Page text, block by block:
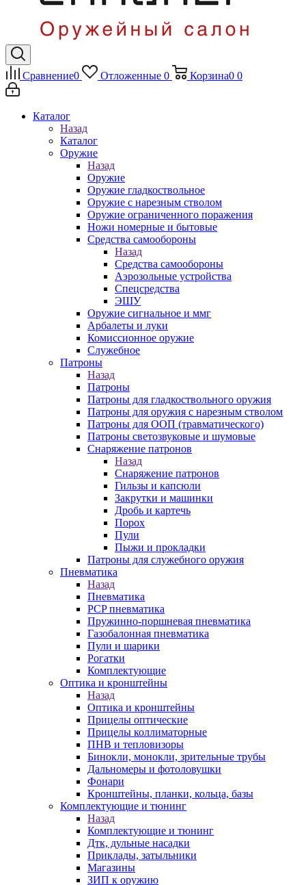
Сравнение0 Отложенные 0 Корзина0 0
Каталог
Назад
Каталог
Оружие
Назад
Оружие
Оружие гладкоствольное
Оружие с нарезным стволом
Оружие ограниченного поражения
Ножи номерные и бытовые
Средства самообороны
Назад
Средства самообороны
Аэрозольные устройства
Спецсредства
ЭШУ
Оружие сигнальное и ммг
Арбалеты и луки
Комиссионное оружие
Служебное
Патроны
Назад
Патроны
Патроны для гладкоствольного оружия
Патроны для оружия с нарезным стволом
Патроны для ООП (травматического)
Патроны светозвуковые и шумовые
Снаряжение патронов
Назад
Снаряжение патронов
Гильзы и капсюли
Закрутки и машинки
Дробь и картечь
Порох
Пули
Пыжи и прокладки
Патроны для служебного оружия
Пневматика
Назад
Пневматика
PCP пневматика
Пружинно-поршневая пневматика
Газобалонная пневматика
Пули и шарики
Рогатки
Комплектующие
Оптика и кронштейны
Назад
Оптика и кронштейны
Прицелы оптические
Прицелы коллиматорные
ПНВ и тепловизоры
Бинокли, монокли, зрительные трубы
Дальномеры и фотоловушки
Фонари
Кронштейны, планки, кольца, базы
Комплектующие и тюнинг
Назад
Комплектующие и тюнинг
Дтк, дульные насадки
Приклады, затыльники
Магазины
ЗИП к оружию